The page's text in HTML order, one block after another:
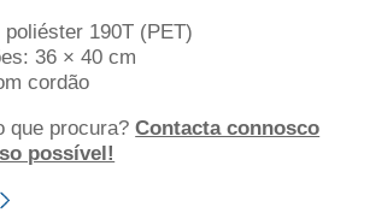
poliéster 190T (PET)
36 × 40 cm
cordão
que procura?Contacta connosco
possível!